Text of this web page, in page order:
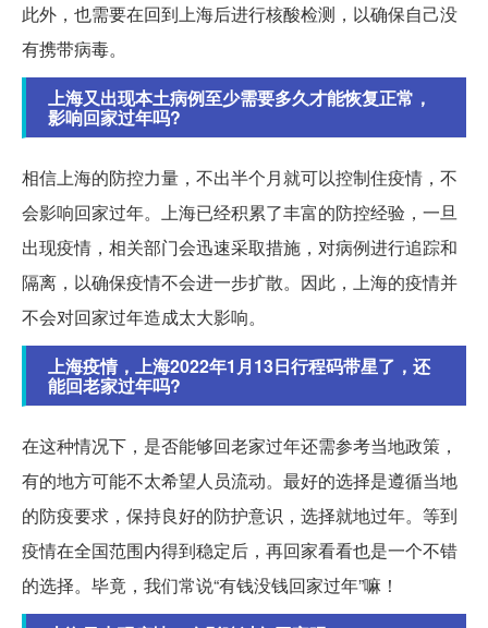
此外，也需要在回到上海后进行核酸检测，以确保自己没
有携带病毒。
上海又出现本土病例至少需要多久才能恢复正常，
影响回家过年吗?
相信上海的防控力量，不出半个月就可以控制住疫情，不
会影响回家过年。上海已经积累了丰富的防控经验，一旦
出现疫情，相关部门会迅速采取措施，对病例进行追踪和
隔离，以确保疫情不会进一步扩散。因此，上海的疫情并
不会对回家过年造成太大影响。
上海疫情，上海2022年1月13日行程码带星了，还
能回老家过年吗?
在这种情况下，是否能够回老家过年还需参考当地政策，
有的地方可能不太希望人员流动。最好的选择是遵循当地
的防疫要求，保持良好的防护意识，选择就地过年。等到
疫情在全国范围内得到稳定后，再回家看看也是一个不错
的选择。毕竟，我们常说“有钱没钱回家过年”嘛！